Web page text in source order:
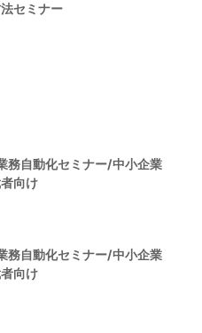
セミナー
務自動化セミナー/中小企業
向け
務自動化セミナー/中小企業
向け